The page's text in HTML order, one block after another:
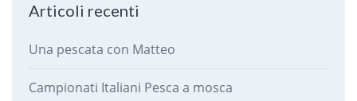
Articoli recenti
Una pescata con Matteo
Campionati Italiani Pesca a mosca